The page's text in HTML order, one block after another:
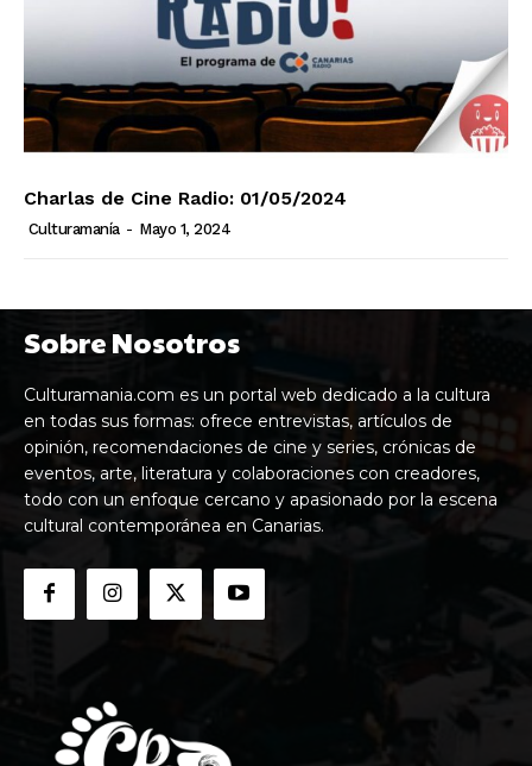
Charlas de Cine Radio: 01/05/2024
Culturamanía - Mayo 1, 2024
Sobre Nosotros
Culturamania.com es un portal web dedicado a la cultura
en todas sus formas: ofrece entrevistas, artículos de
opinión, recomendaciones de cine y series, crónicas de
eventos, arte, literatura y colaboraciones con creadores,
todo con un enfoque cercano y apasionado por la escena
cultural contemporánea en Canarias.